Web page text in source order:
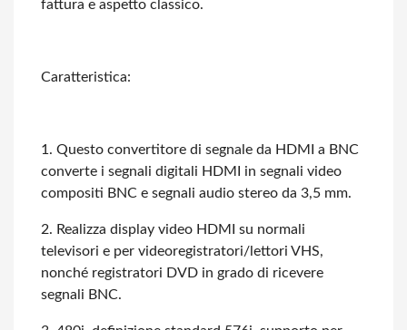
fattura e aspetto classico.
Caratteristica:
1. Questo convertitore di segnale da HDMI a BNC
converte i segnali digitali HDMI
in segnali video
compositi BNC e segnali audio stereo da 3,5 mm.
2. Realizza display video HDMI su normali
televisori e per videoregistratori/lettori VHS,
nonché registratori DVD in grado di ricevere
segnali BNC.